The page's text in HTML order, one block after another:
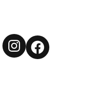
Instagram
Facebook